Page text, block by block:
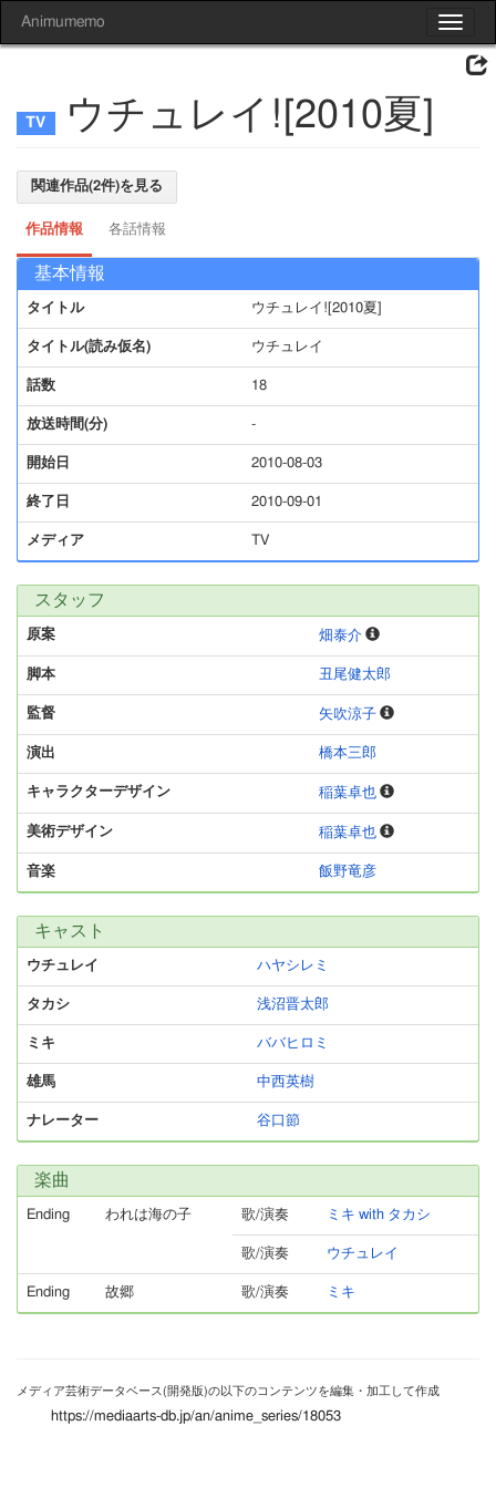
Toggle
Animumemo
ウチュレイ![2010夏]
関連作品(2件)を見る
作品情報 各話情報
基本情報
タイトル ウチュレイ![2010夏]
タイトル(読み仮名) ウチュレイ
話数 18
放送時間(分) -
開始日 2010-08-03
終了日 2010-09-01
メディア TV
スタッフ
原案 畑泰介
脚本 丑尾健太郎
監督 矢吹涼子
演出 橋本三郎
キャラクターデザイン 稲葉卓也
美術デザイン 稲葉卓也
音楽 飯野竜彦
キャスト
ウチュレイ ハヤシレミ
タカシ 浅沼晋太郎
ミキ ババヒロミ
雄馬 中西英樹
ナレーター 谷口節
楽曲
Ending われは海の子 歌/演奏 ミキ with タカシ
歌/演奏 ウチュレイ
Ending 故郷 歌/演奏 ミキ
メディア芸術データベース(開発版)の以下のコンテンツを編集・加工して作成
https://mediaarts-db.jp/an/anime_series/18053